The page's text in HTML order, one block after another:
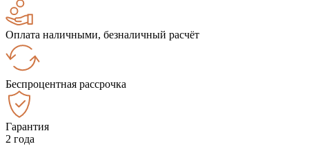
Оплата наличными, безналичный расчёт
Беспроцентная рассрочка
Гарантия
2 года